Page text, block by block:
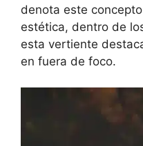
denota este
estética, dentro de
esta vertiente
en fuera de foco.